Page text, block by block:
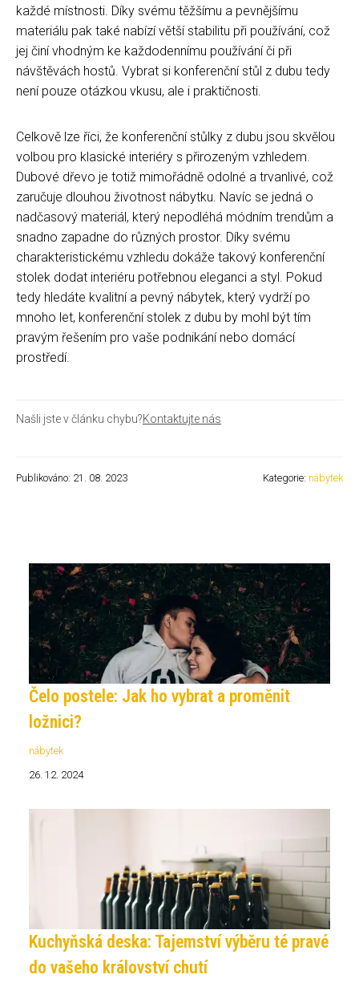
každé místnosti. Díky svému těžšímu a pevnějšímu
materiálu pak také nabízí větší stabilitu při používání, což
jej činí vhodným ke každodennímu používání či při
návštěvách hostů. Vybrat si konferenční stůl z dubu tedy
není pouze otázkou vkusu, ale i praktičnosti.
Celkově lze říci, že konferenční stůlky z dubu jsou skvělou
volbou pro klasické interiéry s přirozeným vzhledem.
Dubové dřevo je totiž mimořádně odolné a trvanlivé, což
zaručuje dlouhou životnost nábytku. Navíc se jedná o
nadčasový materiál, který nepodléhá módním trendům a
snadno zapadne do různých prostor. Díky svému
charakteristickému vzhledu dokáže takový konferenční
stolek dodat interiéru potřebnou eleganci a styl. Pokud
tedy hledáte kvalitní a pevný nábytek, který vydrží po
mnoho let, konferenční stolek z dubu by mohl být tím
pravým řešením pro vaše podnikání nebo domácí
prostředí.
Našli jste v článku chybu?Kontaktujte nás
Publikováno: 21. 08. 2023 Kategorie: nábytek
Čelo postele: Jak ho vybrat a proměnit
ložnici?
nábytek
26. 12. 2024
Kuchyňská deska: Tajemství výběru té pravé
do vašeho království chutí